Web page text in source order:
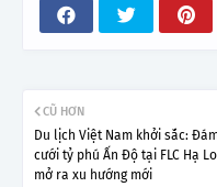
CŨ HƠN
Du lịch Việt Nam khởi sắc:
cưới tỷ phú Ấn Độ tại FLC Hạ
mở ra xu hướng mới